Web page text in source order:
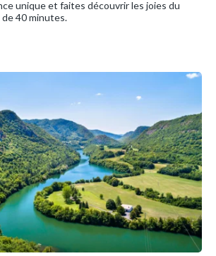
unique et faites découvrir les joies du
40 minutes.